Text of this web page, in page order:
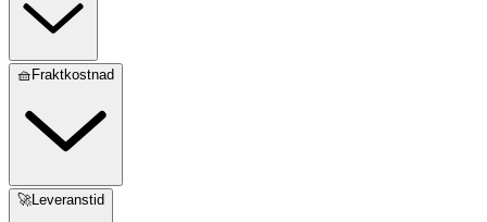
🧺Fraktkostnad
🚀Leveranstid